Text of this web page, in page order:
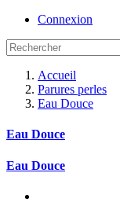
Connexion
Accueil
Parures perles
Eau Douce
Eau Douce
Eau Douce